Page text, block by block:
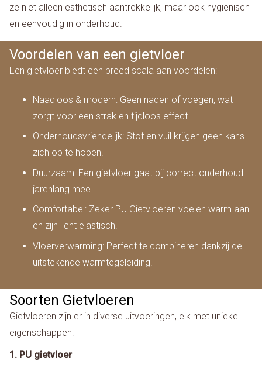
ze niet alleen esthetisch aantrekkelijk, maar ook hygiënisch
en eenvoudig in onderhoud.
Voordelen van een gietvloer
Een gietvloer biedt een breed scala aan voordelen:
Naadloos & modern: Geen naden of voegen, wat
zorgt voor een strak en tijdloos effect.
Onderhoudsvriendelijk: Stof en vuil krijgen geen kans
zich op te hopen.
Duurzaam: Een gietvloer gaat bij correct onderhoud
jarenlang mee.
Comfortabel: Zeker PU Gietvloeren voelen warm aan
en zijn licht elastisch.
Vloerverwarming: Perfect te combineren dankzij de
uitstekende warmtegeleiding.
Soorten Gietvloeren
Gietvloeren zijn er in diverse uitvoeringen, elk met unieke
eigenschappen:
1. PU gietvloer